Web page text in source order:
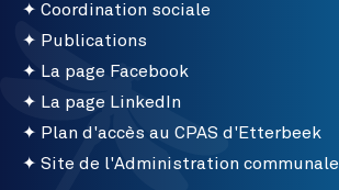
Coordination sociale
Publications
La page Facebook
La page LinkedIn
Plan d'accès au CPAS d'Etterbeek
Site de l'Administration communale